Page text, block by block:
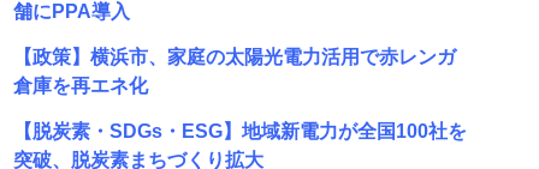
舗にPPA導入
【政策】横浜市、家庭の太陽光電力活用で赤レンガ
倉庫を再エネ化
【脱炭素・SDGs・ESG】地域新電力が全国100社を
突破、脱炭素まちづくり拡大